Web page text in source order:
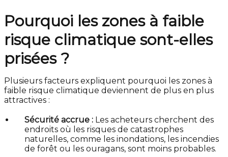
Pourquoi les zones à faible
risque climatique sont-elles
prisées ?
Plusieurs facteurs expliquent pourquoi les zones à
faible risque climatique deviennent de plus en plus
attractives :
Sécurité accrue : Les acheteurs cherchent des
endroits où les risques de catastrophes
naturelles, comme les inondations, les incendies
de forêt ou les ouragans, sont moins probables.